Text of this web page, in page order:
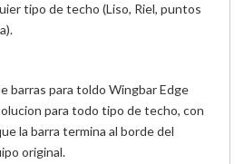
tipo de techo (Liso, Riel, puntos
barras para toldo Wingbar Edge
para todo tipo de techo, con
la barra termina al borde del
original.